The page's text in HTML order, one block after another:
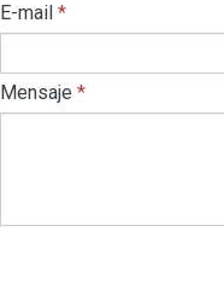
E-mail *
Mensaje *